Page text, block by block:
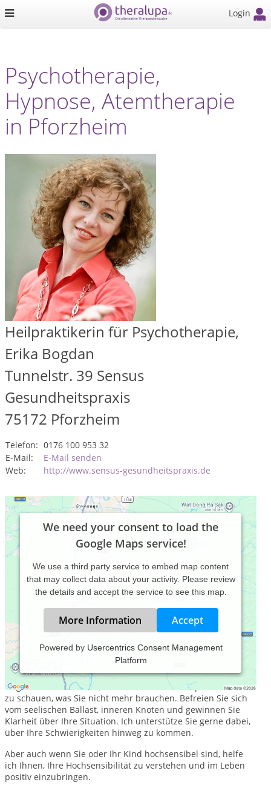
Login
Psychotherapie,
Hypnose, Atemtherapie
in Pforzheim
Heilpraktikerin für Psychotherapie,
Erika Bogdan
Tunnelstr. 39 Sensus
Gesundheitspraxis
75172 Pforzheim
Telefon: 0176 100 953 32
E-Mail:
E-Mail senden
Web:
http://www.sensus-gesundheitspraxis.de
We need your consent to load the
Google Maps service!
We use a third party service to embed map content
that may collect data about your activity. Please review
the details and accept the service to see this map.
More Information Accept
Powered by Usercentrics Consent Management
Platform
Wie schwer ist Ihr Lebensrucksack mit Erlebnissen und
unverarbeiteten Gefühlen, den Sie täglich mit sich herum
tragen? Ich lade Sie ein, Ihren Rucksack "auszupacken" und
zu schauen, was Sie nicht mehr brauchen. Befreien Sie sich
vom seelischen Ballast, inneren Knoten und gewinnen Sie
Klarheit über Ihre Situation. Ich unterstütze Sie gerne dabei,
über Ihre Schwierigkeiten hinweg zu kommen.
Aber auch wenn Sie oder Ihr Kind hochsensibel sind, helfe
ich Ihnen, Ihre Hochsensibilität zu verstehen und im Leben
positiv einzubringen.